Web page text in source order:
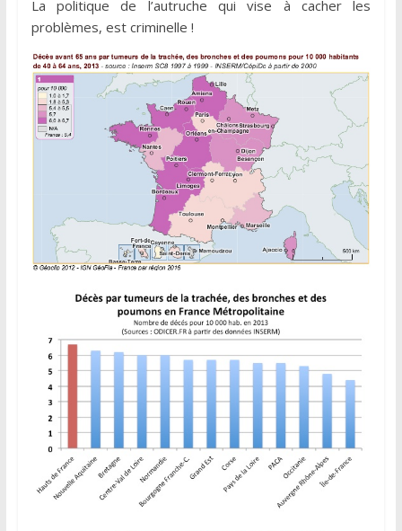
La politique de l’autruche qui vise à cacher les
problèmes, est criminelle !